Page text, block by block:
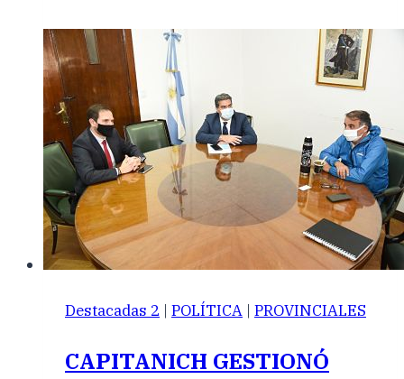
Destacadas 2 | POLÍTICA | PROVINCIALES
CAPITANICH GESTIONÓ